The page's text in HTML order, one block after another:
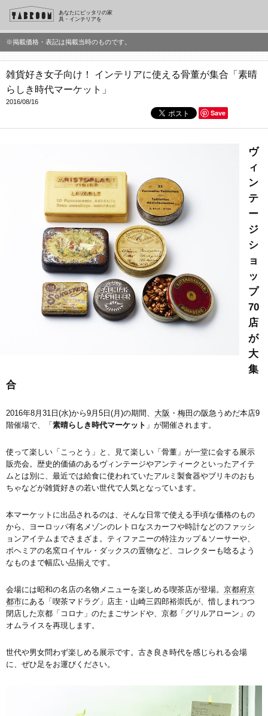
あなたにピッタリの家
具・インテリアを
※掲載価格・表記は掲載当時のものです。
雑貨好き女子向け！ インテリアに使える骨董が集合「素晴
らしき時代マーケット」
2016/08/16
Save
ヴ
ィ
ン
テ
ー
ジ
シ
ョ
ッ
プ
70
店
が
大
集
合
2016年8月31日(水)から9月5日(月)の期間、 大阪 ・ 梅田 の阪急うめだ本店9
階催場で、「 素晴らしき時代マーケット 」が開催されます。
使って楽しい「こっとう」と、見て楽しい「骨董」が一堂に会する展示
販売会。歴史的価値のあるヴィンテージやアンティークといったアイテ
ムとは別に、最近では給食に使われていたアルミ製食器やブリキのおも
ちゃなどが雑貨好きの若い世代で人気となっています。
本マーケットに出品されるのは、そんな日常で使える手頃な価格のもの
から、ヨーロッパ有名メゾンのレトロなスカーフや時計などのファッシ
ョンアイテムまでさまざま。ティファニーの特注カップ＆ソーサーや、
ボヘミアの名窯ロイヤル・ダックスの置物など、コレクターも唸るよう
なものまで幅広い品揃えです。
会場には昭和の名店の名物メニューを楽しめる喫茶店が登場。 京都府京
都市にある「喫茶マドラグ」店主・山崎三四郎裕崇氏が、惜しまれつつ
閉店した京都「コロナ」のたまごサンドや、京都「グリルアローン」の
オムライスを再現します。
世代や男女問わず楽しめる展示です。古き良き時代を感じられる会場
に、ぜひ足をお運びください。